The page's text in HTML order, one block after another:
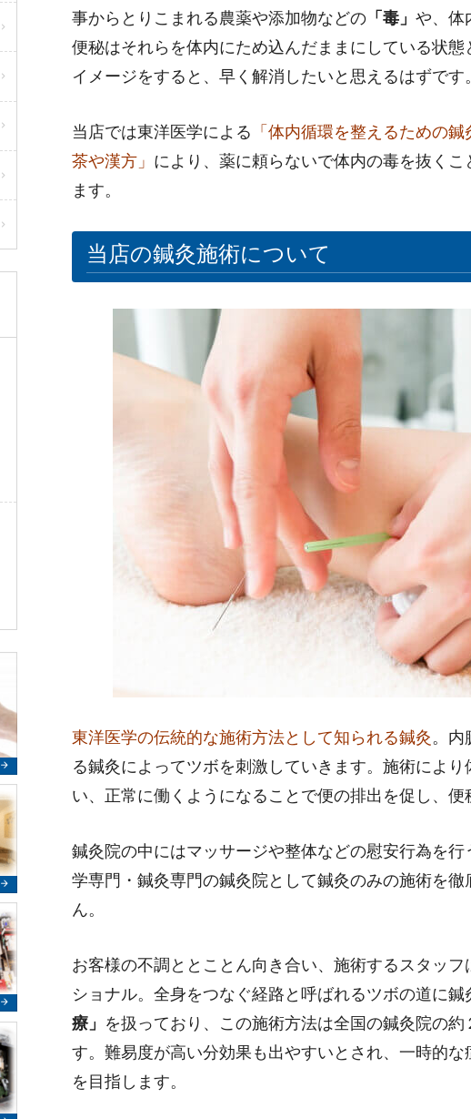
事からとりこまれる農薬や添加物などの 「毒」 や、体
便秘はそれらを体内にため込んだままにしている状
イメージをすると、早く解消したいと思えるはずです。
当店では東洋医学による 「体内循環を整えるための鍼
茶や漢方」 により、薬に頼らないで体内の毒を抜く
ます。
当店の鍼灸施術について
東洋医学の伝統的な施術方法として知られる鍼灸。内
る鍼灸によってツボを刺激していきます。施術によ
い、正常に働くようになることで便の排出を促し、便
鍼灸院の中にはマッサージや整体などの慰安行為を
学専門・鍼灸専門の鍼灸院として鍼灸のみの施術を
ん。
お客様の不調ととことん向き合い、施術するスタッ
ショナル。全身をつなぐ経路と呼ばれるツボの道に鍼
療」 を扱っており、この施術方法は全国の鍼灸院の
す。難易度が高い分効果も出やすいとされ、一時的
を目指します。
arrow_forward
arrow_forward
arrow_forward